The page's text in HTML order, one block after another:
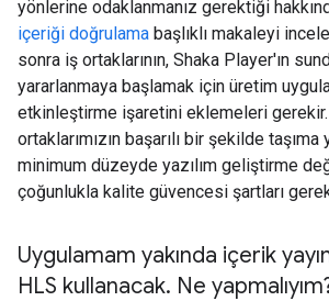
yönlerine odaklanmanız gerektiği
içeriği doğrulama başlıklı makaleyi
sonra iş ortaklarının, Shaka Player'ın
yararlanmaya başlamak için üretim
etkinleştirme işaretini eklemeleri
ortaklarımızın başarılı bir şekilde taşıma
minimum düzeyde yazılım geliştirme
çoğunlukla kalite güvencesi şartları
Uygulamam yakında içerik
HLS kullanacak. Ne